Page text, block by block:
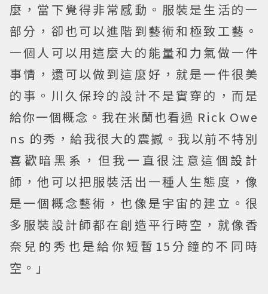
麼，當下覺得非常感動。服裝是生活的一
部分，卻也可以進階到藝術和極致工藝。
一個人可以用這麼大的能量和力氣做一件
事情，還可以做到這麼好，就是一件很美
的事。川久保玲的設計不是實穿的，而是
給你一個概念。我在米蘭也看過 Rick Owe
ns 的秀，給我很大的震撼。我以前不特別
喜歡暗黑系，但我一直很注意這個設計
師，他可以把服裝活出一種人生態度，像
是一個概念藝術，也像是宇宙的建立。很
多服裝設計師都在創造平行時空，就像香
奈兒的秀也是給你短暫15分鐘的不同時
空。」